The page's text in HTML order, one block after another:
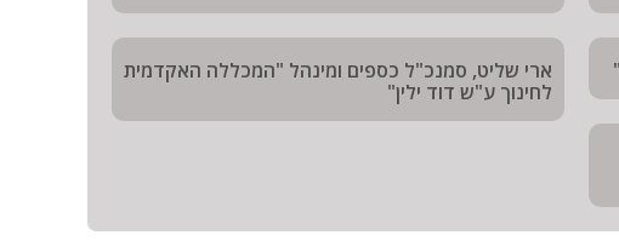
ארי שליט, סמנכ"ל כספים ומינהל "המכללה האקדמית
לחינוך ע"ש דוד ילין"